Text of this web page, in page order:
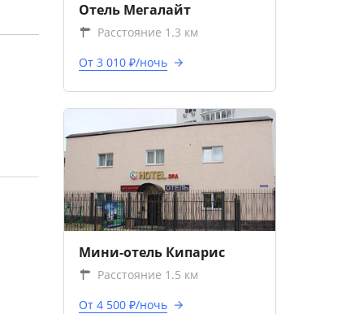
Отель Мегалайт
Расстояние 1.3 км
От 3 010 ₽/ночь
Мини-отель Кипарис
Расстояние 1.5 км
От 4 500 ₽/ночь